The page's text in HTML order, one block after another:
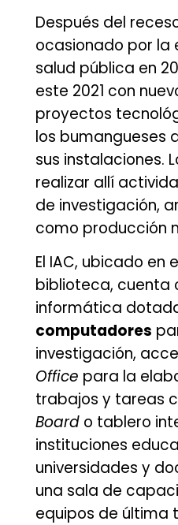
Después del
ocasionado por la
salud pública en
este 2021 con
proyectos
los bumangueses
sus instalaciones.
realizar allí
de investigación,
como producción
El IAC, ubicado en
biblioteca, cuenta
informática
computadores
investigación,
Office para la
trabajos y tareas
Boardo tablero
instituciones
universidades y
una sala de
equipos de última